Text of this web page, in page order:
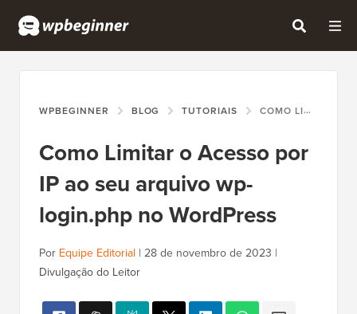
WPBEGINNER BLOG TUTORIAIS COMO LIMITAR O ACESSO POR IP AO SEU ARQUIVO WP-LOGIN.PHP NO WORDPRESS
Como Limitar o Acesso por
IP ao seu arquivo wp-
login.php no WordPress
Por Equipe Editorial | 28 de novembro de 2023 |
Divulgação do Leitor